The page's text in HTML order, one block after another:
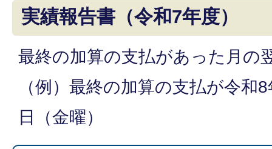
実績報告書（令和7年度）
最終の加算の支払があった月の
（例）最終の加算の支払が令
日（金曜）